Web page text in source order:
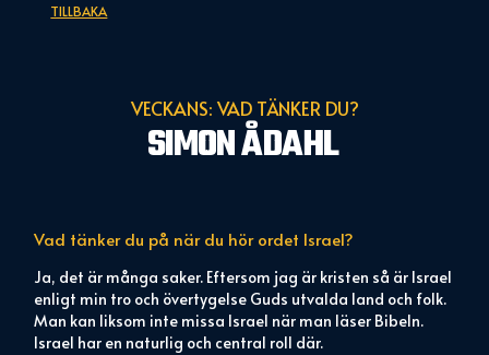
TILLBAKA
VECKANS: VAD TÄNKER DU?
SIMON ÅDAHL
Vad tänker du på när du hör ordet Israel?
Ja, det är många saker. Eftersom jag är kristen så är Israel
enligt min tro och övertygelse Guds utvalda land och folk.
Man kan liksom inte missa Israel när man läser Bibeln.
Israel har en naturlig och central roll där.